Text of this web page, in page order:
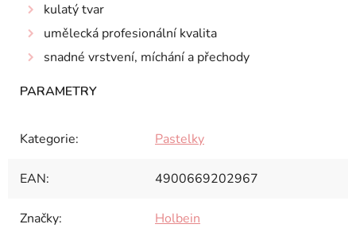
kulatý tvar
umělecká profesionální kvalita
snadné vrstvení, míchání a přechody
Kategorie: Pastelky
EAN: 4900669202967
Značky: Holbein